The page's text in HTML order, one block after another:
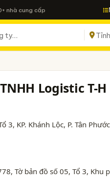
nhà cung cấp
Logistic T-H
KP. Khánh Lộc, P. Tân
Tờ bản đồ số 05, Tổ 3, Khu